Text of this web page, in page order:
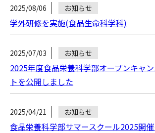
2025/08/06 お知らせ
学外研修を実施(食品生命科学科)
2025/07/03 お知らせ
2025年度食品栄養科学部オープンキャ
トを公開しました
2025/04/21 お知らせ
食品栄養科学部サマースクール2025開